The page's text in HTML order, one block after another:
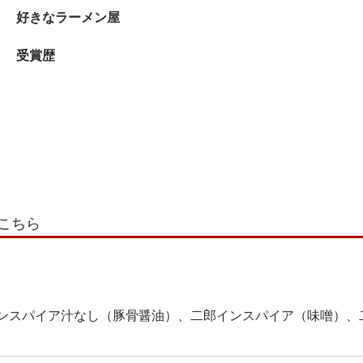
好きなラーメン屋
受賞歴
ちら
スパイア汁なし（豚骨醤油）、二郎インスパイア（味噌）、